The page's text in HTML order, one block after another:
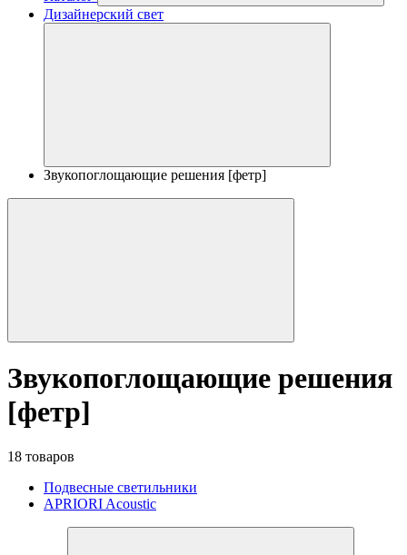
Дизайнерский свет
Звукопоглощающие решения [фетр]
Звукопоглощающие решения
[фетр]
18 товаров
Подвесные светильники
APRIORI Acoustic